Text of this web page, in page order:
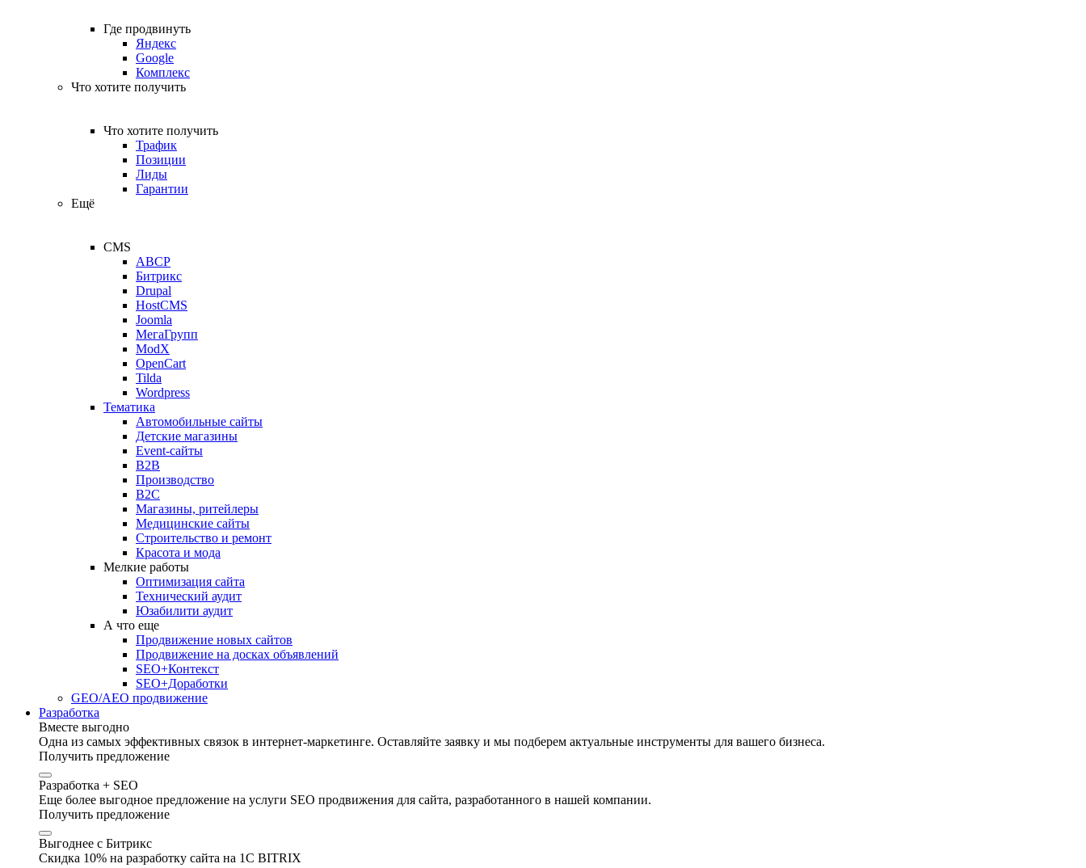
Где продвинуть
Яндекс
Google
Комплекс
Что хотите получить
Что хотите получить
Трафик
Позиции
Лиды
Гарантии
Ещё
CMS
ABCP
Битрикс
Drupal
HostCMS
Joomla
МегаГрупп
ModX
OpenCart
Tilda
Wordpress
Тематика
Автомобильные сайты
Детские магазины
Event-сайты
B2B
Производство
B2C
Магазины, ритейлеры
Медицинские сайты
Строительство и ремонт
Красота и мода
Мелкие работы
Оптимизация сайта
Технический аудит
Юзабилити аудит
А что еще
Продвижение новых сайтов
Продвижение на досках объявлений
SEO+Контекст
SEO+Доработки
GEO/AEO продвижение
Разработка
Вместе выгодно
Одна из самых эффективных связок в интернет-маркетинге. Оставляйте заявку и мы подберем актуальные инструменты для вашего бизнеса.
Получить предложение
Разработка + SEO
Еще более выгодное предложение на услуги SEO продвижения для сайта, разработанного в нашей компании.
Получить предложение
Выгоднее с Битрикс
Скидка 10% на разработку сайта на 1C BITRIX